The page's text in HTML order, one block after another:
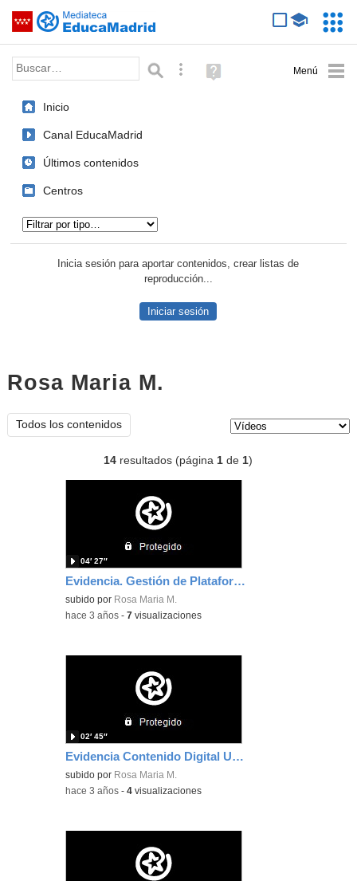
Saltar navegación
Palabra o frase: Búsqueda avanzada
Ayuda
(en
Inicio
Canal EducaMadrid
Últimos contenidos
Centros
Inicia sesión para aportar contenidos, crear listas de
reproducción...
Iniciar sesión
Rosa Maria M.
Todos los contenidos
14 resultados (página1 de1)
Evidencia. Gestión de Plataforma de Aprendizaje y Gestión
subido por Rosa Maria M.
04′ 27″
-hace 3 años -7 visualizaciones
Evidencia Contenido Digital URL3
subido por Rosa Maria M.
02′ 45″
-hace 3 años -4 visualizaciones